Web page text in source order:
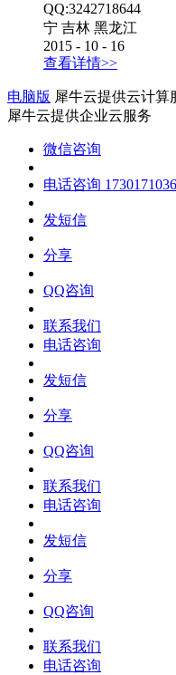
宁 吉林 黑
2015 - 10 - 16
查看详情>>
电脑版 犀牛云提供云计算
犀牛云提供企业云服务
微信咨询
电话咨询
发短信
分享
QQ咨询
联系我们
电话咨询
发短信
分享
QQ咨询
联系我们
电话咨询
发短信
分享
QQ咨询
联系我们
电话咨询